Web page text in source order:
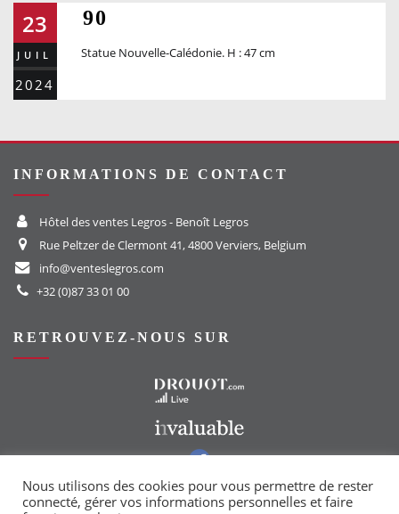
23
JUIL
2024
90
Statue Nouvelle-Calédonie. H : 47 cm
INFORMATIONS DE CONTACT
Hôtel des ventes Legros - Benoît Legros
Rue Peltzer de Clermont 41, 4800 Verviers, Belgium
info@venteslegros.com
+32 (0)87 33 01 00
RETROUVEZ-NOUS SUR
Vers notre groupe Facebook
Nous utilisons des cookies pour vous permettre de rester
connecté, gérer vos informations personnelles et faire